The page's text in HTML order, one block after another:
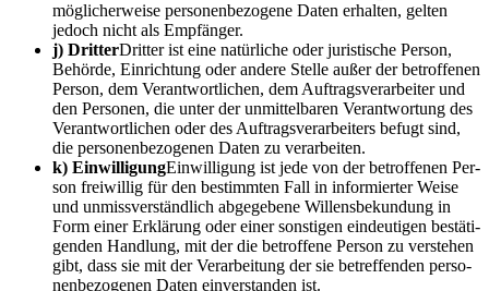
mög­li­cher­wei­se per­so­nen­be­zo­ge­ne Daten erhal­ten, gel­ten
jedoch nicht als Empfänger.
j) Drit­terDrit­ter ist eine natür­li­che oder juris­ti­sche Per­son,
Behör­de, Ein­rich­tung oder ande­re Stel­le außer der betrof­fe­nen
Per­son, dem Ver­ant­wort­li­chen, dem Auf­trags­ver­ar­bei­ter und
den Per­so­nen, die unter der unmit­tel­ba­ren Ver­ant­wor­tung des
Ver­ant­wort­li­chen oder des Auf­trags­ver­ar­bei­ters befugt sind,
die per­so­nen­be­zo­ge­nen Daten zu verarbeiten.
k) Ein­wil­li­gungEin­wil­li­gung ist jede von der betrof­fe­nen Per­
son frei­wil­lig für den bestimm­ten Fall in infor­mier­ter Wei­se
und unmiss­ver­ständ­lich abge­ge­be­ne Wil­lens­be­kun­dung in
Form einer Erklä­rung oder einer sons­ti­gen ein­deu­ti­gen bestä­ti­
gen­den Hand­lung, mit der die betrof­fe­ne Per­son zu ver­ste­hen
gibt, dass sie mit der Ver­ar­bei­tung der sie betref­fen­den per­so­
nen­be­zo­ge­nen Daten ein­ver­stan­den ist.